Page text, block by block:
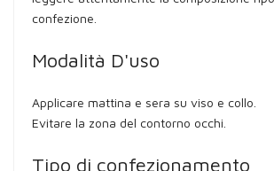
confezione.
Modalità D'uso
Applicare mattina e sera su viso e collo.
Evitare la zona del contorno occhi.
Tipo di confezionamento